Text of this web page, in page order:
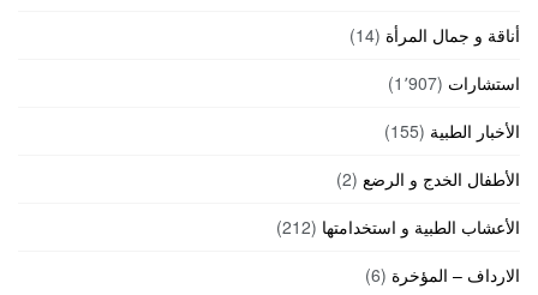
أناقة و جمال المرأة (14)
استشارات (1٬907)
الأخبار الطبية (155)
الأطفال الخدج و الرضع (2)
الأعشاب الطبية و استخدامتها (212)
الارداف – المؤخرة (6)